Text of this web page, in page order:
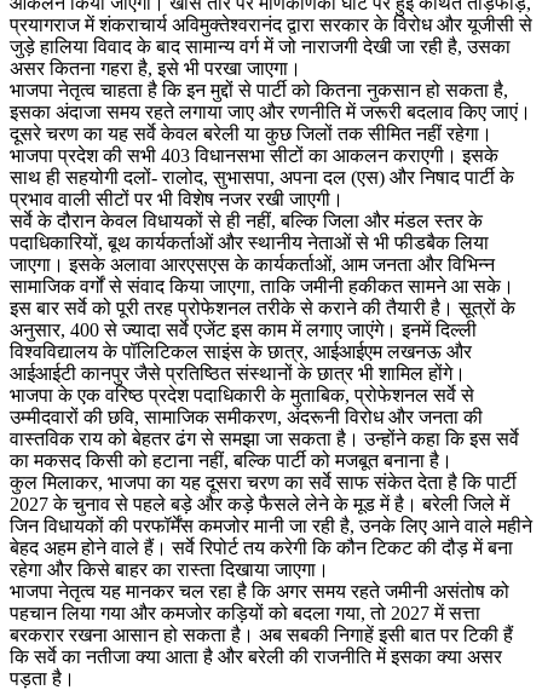
प्रयागराज में शंकराचार्य अविमुक्तेश्वरानंद द्वारा सरकार के विरोध और यूजीसी से
जुड़े हालिया विवाद के बाद सामान्य वर्ग में जो नाराजगी देखी जा रही है, उसका
असर कितना गहरा है, इसे भी परखा जाएगा।
भाजपा नेतृत्व चाहता है कि इन मुद्दों से पार्टी को कितना नुकसान हो सकता है,
इसका अंदाजा समय रहते लगाया जाए और रणनीति में जरूरी बदलाव किए जाएं।
दूसरे चरण का यह सर्वे केवल बरेली या कुछ जिलों तक सीमित नहीं रहेगा।
भाजपा प्रदेश की सभी 403 विधानसभा सीटों का आकलन कराएगी। इसके
साथ ही सहयोगी दलों- रालोद, सुभासपा, अपना दल (एस) और निषाद पार्टी के
प्रभाव वाली सीटों पर भी विशेष नजर रखी जाएगी।
सर्वे के दौरान केवल विधायकों से ही नहीं, बल्कि जिला और मंडल स्तर के
पदाधिकारियों, बूथ कार्यकर्ताओं और स्थानीय नेताओं से भी फीडबैक लिया
जाएगा। इसके अलावा आरएसएस के कार्यकर्ताओं, आम जनता और विभिन्न
सामाजिक वर्गों से संवाद किया जाएगा, ताकि जमीनी हकीकत सामने आ सके।
इस बार सर्वे को पूरी तरह प्रोफेशनल तरीके से कराने की तैयारी है। सूत्रों के
अनुसार, 400 से ज्यादा सर्वे एजेंट इस काम में लगाए जाएंगे। इनमें दिल्ली
विश्वविद्यालय के पॉलिटिकल साइंस के छात्र, आईआईएम लखनऊ और
आईआईटी कानपुर जैसे प्रतिष्ठित संस्थानों के छात्र भी शामिल होंगे।
भाजपा के एक वरिष्ठ प्रदेश पदाधिकारी के मुताबिक, प्रोफेशनल सर्वे से
उम्मीदवारों की छवि, सामाजिक समीकरण, अंदरूनी विरोध और जनता की
वास्तविक राय को बेहतर ढंग से समझा जा सकता है। उन्होंने कहा कि इस सर्वे
का मकसद किसी को हटाना नहीं, बल्कि पार्टी को मजबूत बनाना है।
कुल मिलाकर, भाजपा का यह दूसरा चरण का सर्वे साफ संकेत देता है कि पार्टी
2027 के चुनाव से पहले बड़े और कड़े फैसले लेने के मूड में है। बरेली जिले में
जिन विधायकों की परफॉर्मेंस कमजोर मानी जा रही है, उनके लिए आने वाले महीने
बेहद अहम होने वाले हैं। सर्वे रिपोर्ट तय करेगी कि कौन टिकट की दौड़ में बना
रहेगा और किसे बाहर का रास्ता दिखाया जाएगा।
भाजपा नेतृत्व यह मानकर चल रहा है कि अगर समय रहते जमीनी असंतोष को
पहचान लिया गया और कमजोर कड़ियों को बदला गया, तो 2027 में सत्ता
बरकरार रखना आसान हो सकता है। अब सबकी निगाहें इसी बात पर टिकी हैं
कि सर्वे का नतीजा क्या आता है और बरेली की राजनीति में इसका क्या असर
पड़ता है।